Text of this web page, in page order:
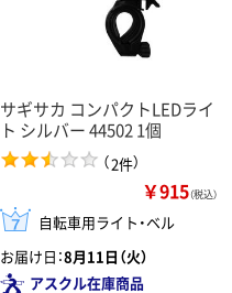
サギサカ コンパクトLEDライ
ト シルバー 44502 1個
（2件）
￥915（税込）
自転車用ライト・ベル
お届け日：8月11日（火）
アスクル在庫商品